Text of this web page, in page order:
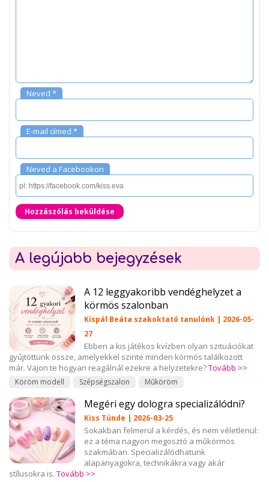
Neved *
E-mail címed *
Neved a Facebookon
Hozzászólás beküldése
A legújabb bejegyzések
A 12 leggyakoribb vendéghelyzet a
körmös szalonban
Kispál Beáta szakoktató tanulónk | 2026-05-
27
Ebben a kis játékos kvízben olyan szituációkat
gyűjtöttünk össze, amelyekkel szinte minden körmös találkozott
már. Vajon te hogyan reagálnál ezekre a helyzetekre?Tovább >>
Köröm modell Szépségszalon Műköröm
Megéri egy dologra specializálódni?
Kiss Tünde | 2026-03-25
Sokakban felmerül a kérdés, és nem véletlenül:
ez a téma nagyon megosztó a műkörmös
szakmában. Specializálódhatunk
alapanyagokra, technikákra vagy akár
stílusokra is. Tovább >>